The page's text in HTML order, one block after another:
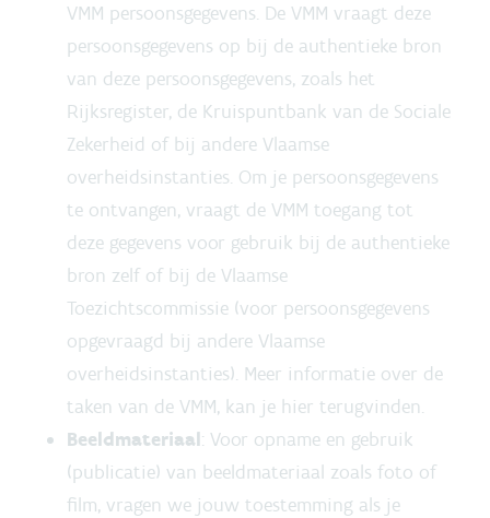
VMM persoonsgegevens. De VMM vraagt deze
persoonsgegevens op bij de authentieke bron
van deze persoonsgegevens, zoals het
Rijksregister, de Kruispuntbank van de Sociale
Zekerheid of bij andere Vlaamse
overheidsinstanties. Om je persoonsgegevens
te ontvangen, vraagt de VMM toegang tot
deze gegevens voor gebruik bij de authentieke
bron zelf of bij de Vlaamse
Toezichtscommissie (voor persoonsgegevens
opgevraagd bij andere Vlaamse
overheidsinstanties). Meer informatie over de
taken van de VMM, kan je hier terugvinden.
Beeldmateriaal: Voor opname en gebruik
(publicatie) van beeldmateriaal zoals foto of
film, vragen we jouw toestemming als je